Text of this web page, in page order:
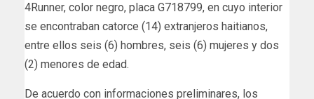
4Runner, color negro, placa G718799, en cuyo interior
se encontraban catorce (14) extranjeros haitianos,
entre ellos seis (6) hombres, seis (6) mujeres y dos
(2) menores de edad.
De acuerdo con informaciones preliminares, los